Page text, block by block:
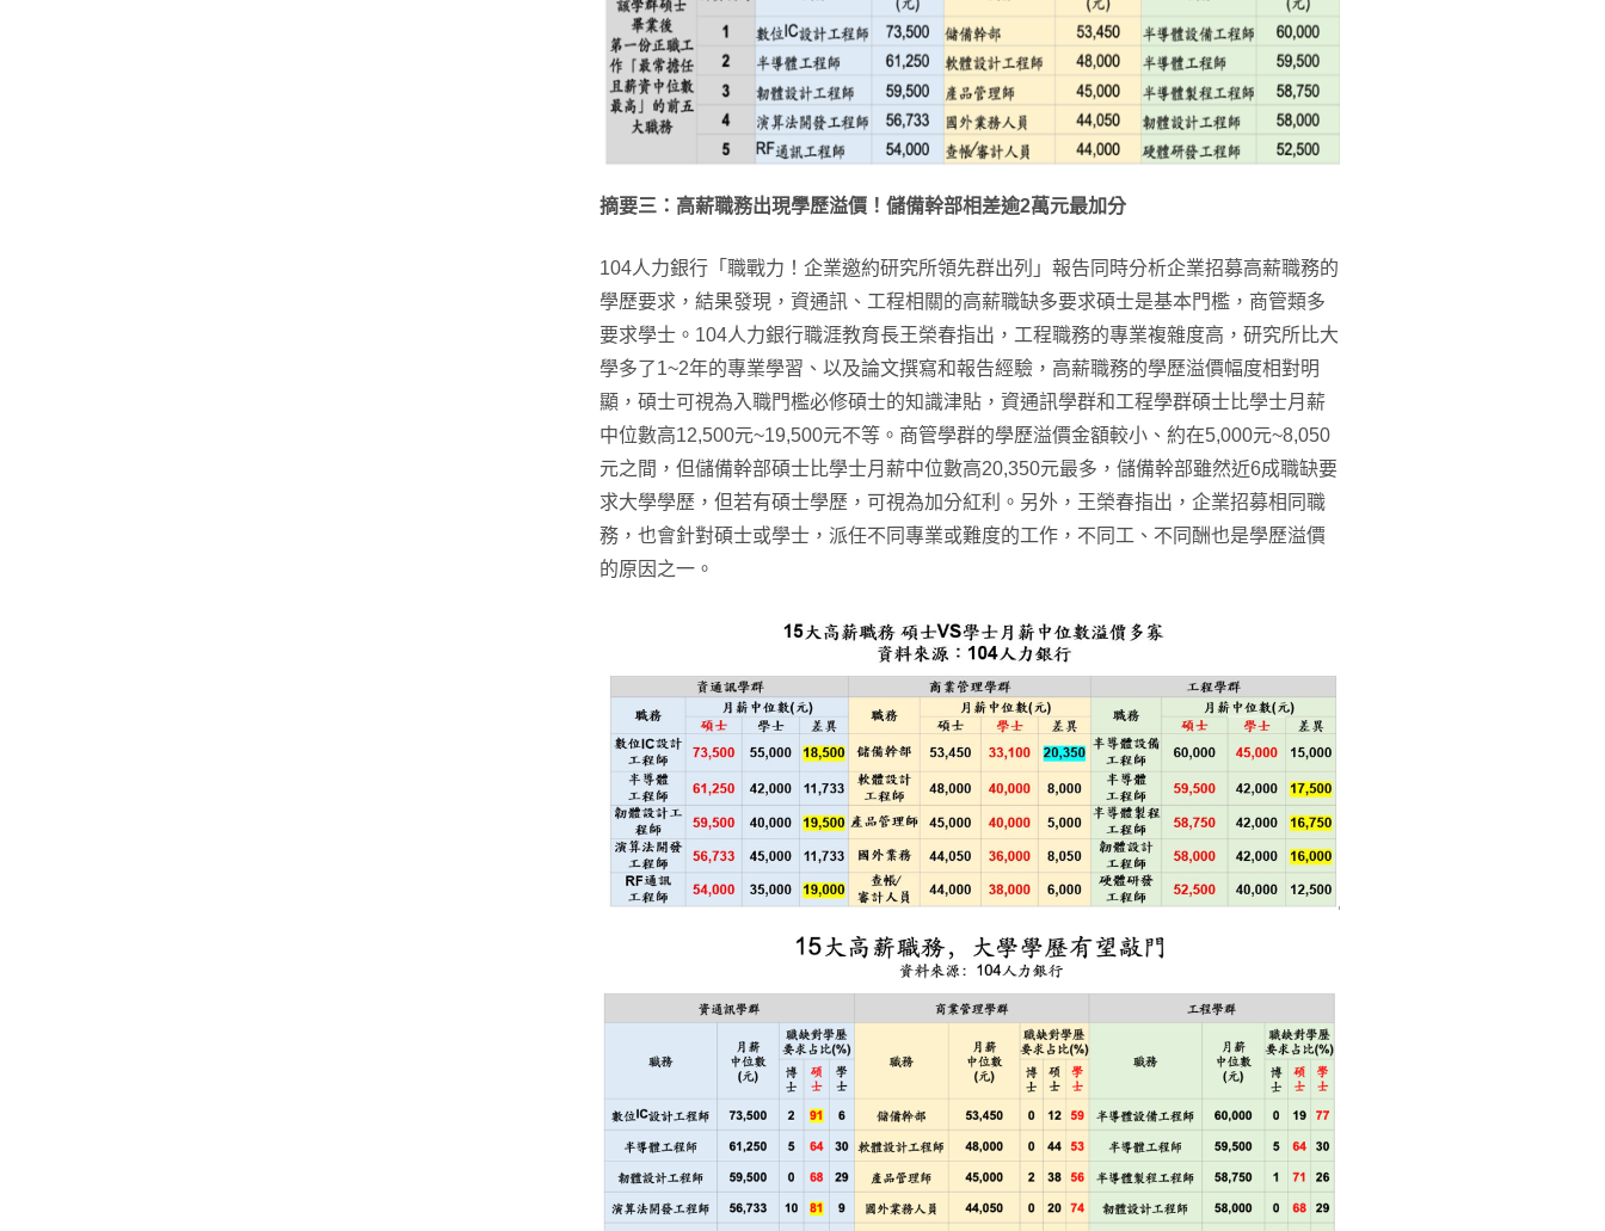
摘要三：高薪職務出現學歷溢價！儲備幹部相差逾2萬元最加分
104人力銀行「職戰力！企業邀約研究所領先群出列」報告同時分析企業招募高薪職務的
學歷要求，結果發現，資通訊、工程相關的高薪職缺多要求碩士是基本門檻，商管類多
要求學士。104人力銀行職涯教育長王榮春指出，工程職務的專業複雜度高，研究所比大
學多了1~2年的專業學習、以及論文撰寫和報告經驗，高薪職務的學歷溢價幅度相對明
顯，碩士可視為入職門檻必修碩士的知識津貼，資通訊學群和工程學群碩士比學士月薪
中位數高12,500元~19,500元不等。商管學群的學歷溢價金額較小、約在5,000元~8,050
元之間，但儲備幹部碩士比學士月薪中位數高20,350元最多，儲備幹部雖然近6成職缺要
求大學學歷，但若有碩士學歷，可視為加分紅利。另外，王榮春指出，企業招募相同職
務，也會針對碩士或學士，派任不同專業或難度的工作，不同工、不同酬也是學歷溢價
的原因之一。